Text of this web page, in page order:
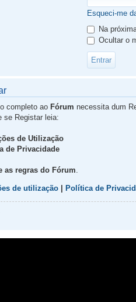
Esqueci-me
Na
Ocultar o
completo ao Fórum necessita dum
se Registar leia:
de Utilização
de Privacidade
as regras do Fórum
de utilização Política de